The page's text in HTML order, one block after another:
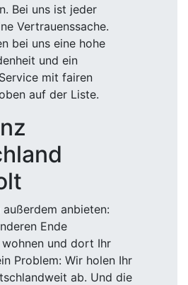
Bei uns ist jeder
Vertrauenssache.
bei uns eine hohe
und ein
mit fairen
auf der Liste.
außerdem anbieten:
Ende
und dort Ihr
Problem: Wir holen Ihr
ab. Und die